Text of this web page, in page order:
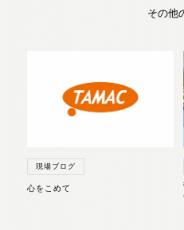
その他
現場ブログ
心をこめて